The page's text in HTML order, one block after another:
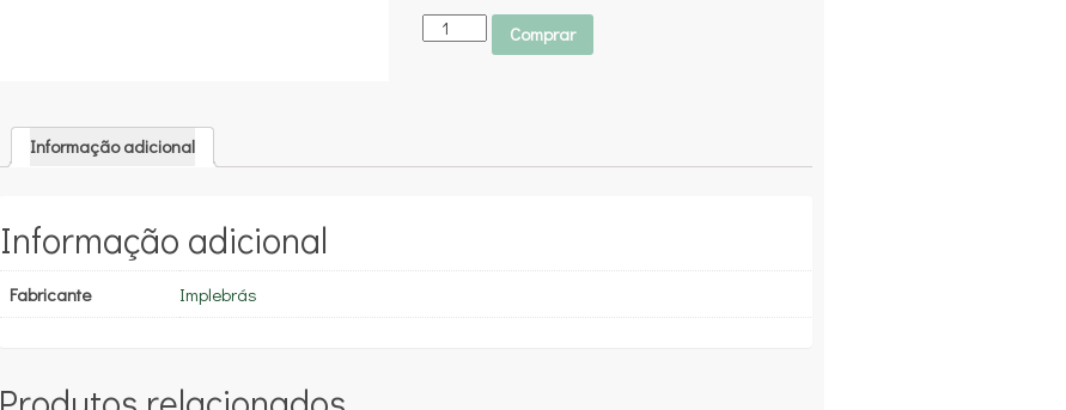
Comprar
Informação adicional
Informação adicional
Fabricante Implebrás